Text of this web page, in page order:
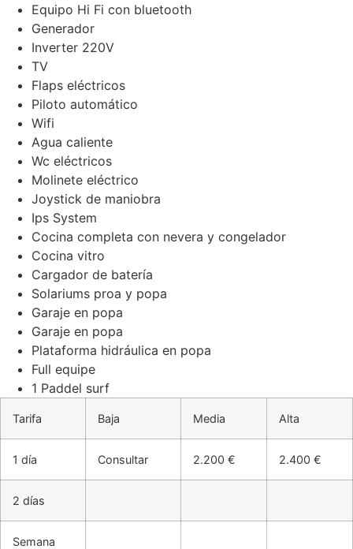
Equipo Hi Fi con bluetooth
Generador
Inverter 220V
TV
Flaps eléctricos
Piloto automático
Wifi
Agua caliente
Wc eléctricos
Molinete eléctrico
Joystick de maniobra
Ips System
Cocina completa con nevera y congelador
Cocina vitro
Cargador de batería
Solariums proa y popa
Garaje en popa
Garaje en popa
Plataforma hidráulica en popa
Full equipe
1 Paddel surf
Tarifa Baja Media Alta
1 día Consultar 2.200 € 2.400 €
2 días
Semana